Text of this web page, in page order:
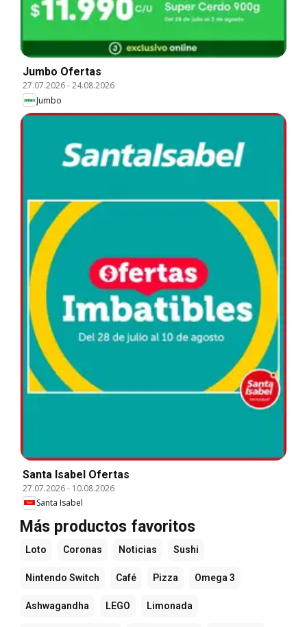
Jumbo Ofertas
27.07.2026-24.08.2026
Jumbo
Santa Isabel Ofertas
27.07.2026- 10.08.2026
Santa Isabel
Más productos favoritos
Loto Coronas Noticias Sushi
Nintendo Switch Café Pizza Omega 3
Ashwagandha LEGO Limonada